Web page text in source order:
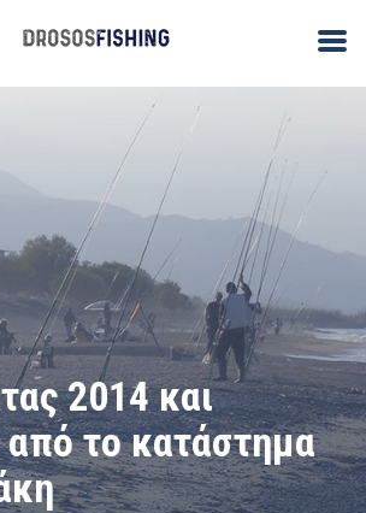
2014 και
το κατάστημα